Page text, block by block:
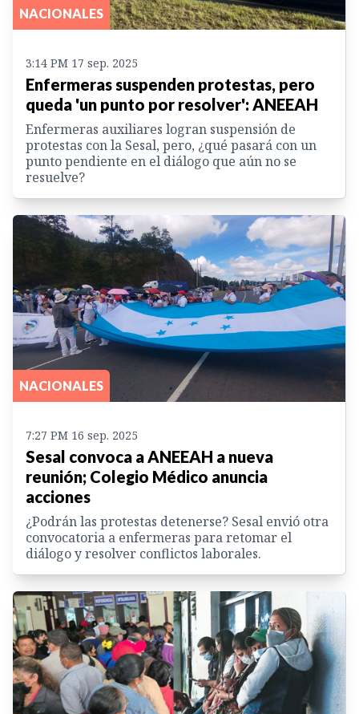
NACIONALES
3:14 PM 17 sep. 2025
Enfermeras suspenden protestas, pero
queda 'un punto por resolver': ANEEAH
Enfermeras auxiliares logran suspensión de
protestas con la Sesal, pero, ¿qué pasará con un
punto pendiente en el diálogo que aún no se
resuelve?
NACIONALES
7:27 PM 16 sep. 2025
Sesal convoca a ANEEAH a nueva
reunión; Colegio Médico anuncia
acciones
¿Podrán las protestas detenerse? Sesal envió otra
convocatoria a enfermeras para retomar el
diálogo y resolver conflictos laborales.